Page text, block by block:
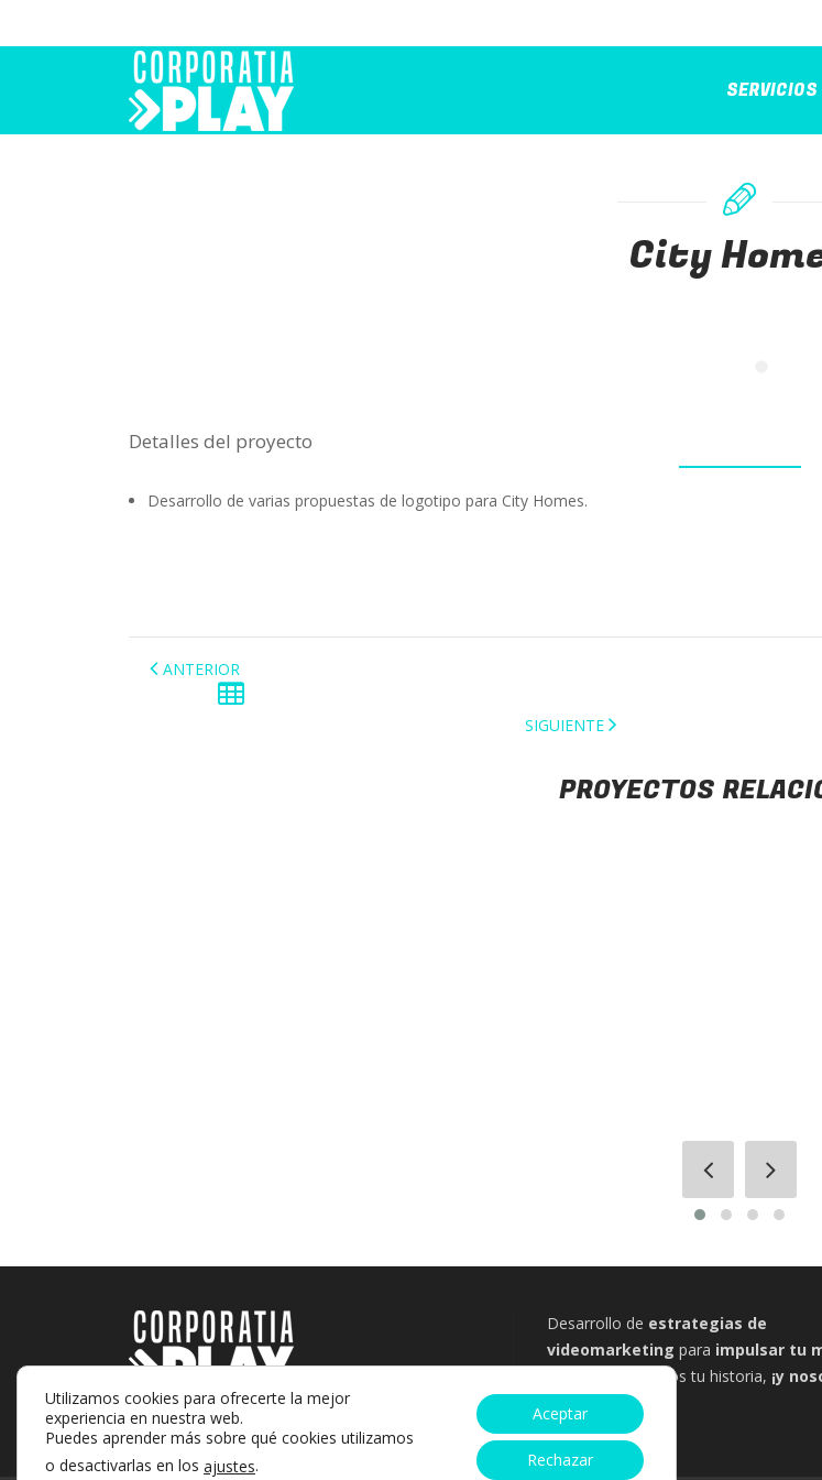
SERVICIOS
City
Detalles del proyecto
Desarrollo de varias propuestas de logotipo para City Homes.
ANTERIOR
SIGUIENTE
PROYECTOS
(+34) 918 794 216
contacto@corporatiaplay.com
Desarrollo de estrategias de
videomarketing para impulsar tu
internet. Cuéntanos tu historia, ¡y
dibujamos!
Utilizamos cookies para ofrecerte la mejor
experiencia en nuestra web.
Puedes aprender más sobre qué cookies utilizamos
o desactivarlas en los ajustes.
Aceptar
Rechazar